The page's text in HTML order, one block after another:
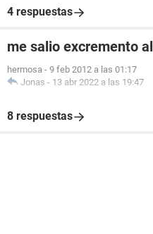
4 respuestas
me salio excremento
hermosa - 9 feb 2012 a las 01:17
Jonas - 13 abr 2022 a las 19:47
8 respuestas